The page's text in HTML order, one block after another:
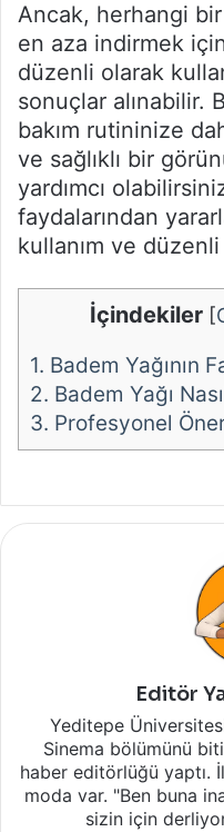
Ancak, herhangi
en aza indirmek
düzenli olarak
sonuçlar alınabilir.
bakım rutininize
ve sağlıklı bir
yardımcı
faydalarından
kullanım ve
İçindekiler [
1. Badem Yağının
2. Badem Yağı
3. Profesyonel
Editör
Yeditepe
Sinema bölümünü
haber editörlüğü yaptı.
moda var. "Ben buna
sizin için